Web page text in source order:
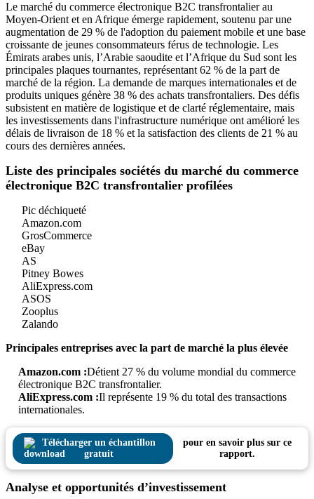
Le marché du commerce électronique B2C transfrontalier au
Moyen-Orient et en Afrique émerge rapidement, soutenu par une
augmentation de 29 % de l'adoption du paiement mobile et une base
croissante de jeunes consommateurs férus de technologie. Les
Émirats arabes unis, l’Arabie saoudite et l’Afrique du Sud sont les
principales plaques tournantes, représentant 62 % de la part de
marché de la région. La demande de marques internationales et de
produits uniques génère 38 % des achats transfrontaliers. Des défis
subsistent en matière de logistique et de clarté réglementaire, mais
les investissements dans l'infrastructure numérique ont amélioré les
délais de livraison de 18 % et la satisfaction des clients de 21 % au
cours des dernières années.
Liste des principales sociétés du marché du commerce
électronique B2C transfrontalier profilées
Pic déchiqueté
Amazon.com
GrosCommerce
eBay
AS
Pitney Bowes
AliExpress.com
ASOS
Zooplus
Zalando
Principales entreprises avec la part de marché la plus élevée
Amazon.com :Détient 27 % du volume mondial du commerce
électronique B2C transfrontalier.
AliExpress.com :Il représente 19 % du total des transactions
internationales.
Télécharger un échantillon
gratuit
pour en savoir plus sur ce
rapport.
Analyse et opportunités d’investissement